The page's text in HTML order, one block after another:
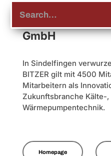
BITZER
GmbH
In Sindelfingen
BITZER gilt mit 4500
Mitarbeitern als
Zukunftsbranche Kälte-,
Wärmepumpentechnik.
Homepage